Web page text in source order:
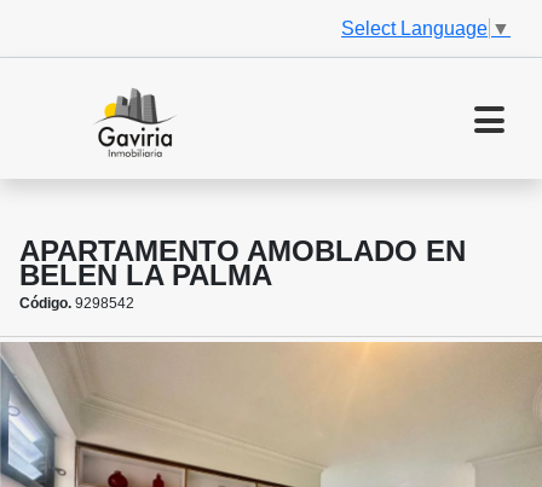
Select Language ▼
APARTAMENTO AMOBLADO EN
BELEN LA PALMA
Código. 9298542